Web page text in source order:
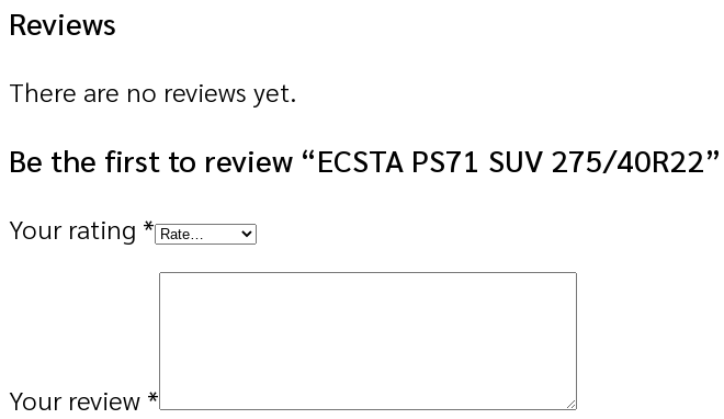
Reviews
There are no reviews yet.
Be the first to review “ECSTA PS71 SUV 275/40R22”
Your rating *
Your review *